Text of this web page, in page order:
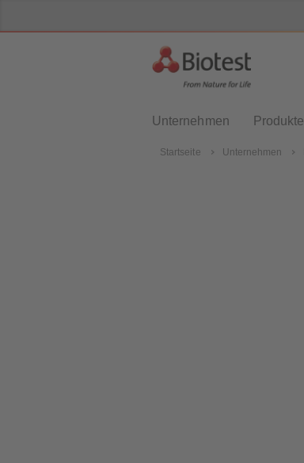
Unternehmen Produkte
Startseite Unternehmen